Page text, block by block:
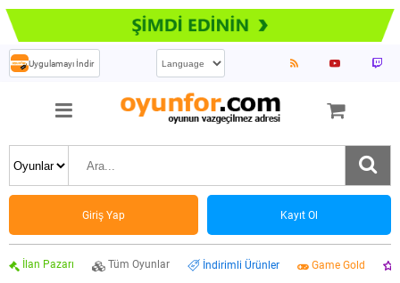
Uygulamayı İndir
Giriş Yap Kayıt Ol
İlan Pazarı Tüm Oyunlar İndirimli Ürünler Game Gold